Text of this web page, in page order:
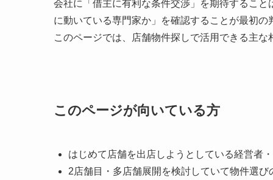
会社に「借主に有利な条件交渉」を期待するこ
に動いている専門家か」を確認することが最初の
このページでは、店舗物件探しで活用できる主
このページが向いている方
はじめて店舗を出店しようとしている経営者
2店舗目・多店舗展開を検討していて物件選び